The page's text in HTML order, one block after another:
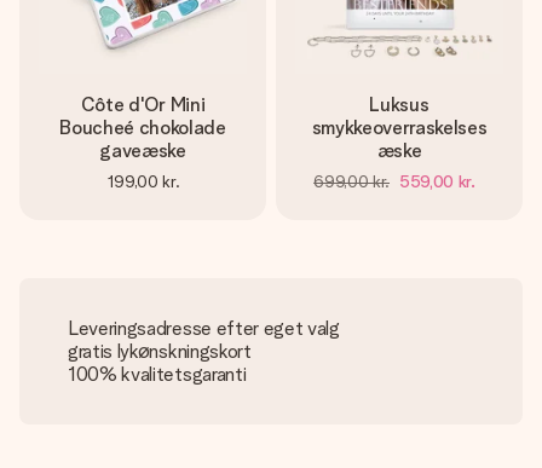
Côte d'Or Mini
Boucheé chokolade
gaveæske
199,00 kr.
Luksus
smykkeoverraskelses
æske
699,00 kr. 559,00 kr.
Leveringsadresse efter eget valg
gratis lykønskningskort
100% kvalitetsgaranti